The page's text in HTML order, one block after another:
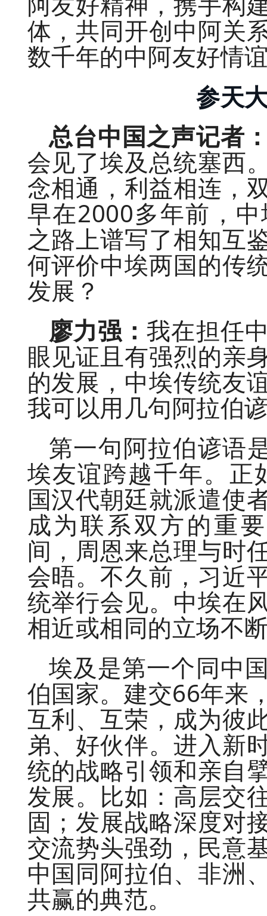
体，共同开创中阿关
数千年的中阿友好情
参天
总台中国之声记者
会见了埃及总统塞西
念相通，利益相连，
早在2000多年前，
之路上谱写了相知互
何评价中埃两国的传
发展？
廖力强：我在担任
眼见证且有强烈的亲
的发展，中埃传统友
我可以用几句阿拉伯
第一句阿拉伯谚语
埃友谊跨越千年。正
国汉代朝廷就派遣使
成为联系双方的重
间，周恩来总理与时
会晤。不久前，习近
统举行会见。中埃在
相近或相同的立场不
埃及是第一个同中
伯国家。建交66年来
互利、互荣，成为彼
弟、好伙伴。进入新
统的战略引领和亲自
发展。比如：高层交
固；发展战略深度对
交流势头强劲，民意
中国同阿拉伯、非洲
共赢的典范。